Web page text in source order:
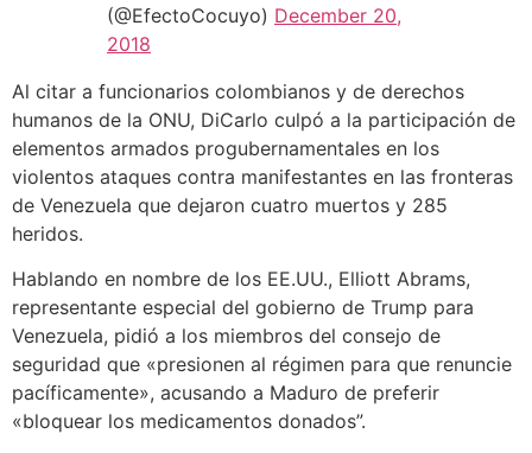
(@EfectoCocuyo) December 20,
2018
Al citar a funcionarios colombianos y de derechos
humanos de la ONU, DiCarlo culpó a la participación de
elementos armados progubernamentales en los
violentos ataques contra manifestantes en las fronteras
de Venezuela que dejaron cuatro muertos y 285
heridos.
Hablando en nombre de los EE.UU., Elliott Abrams,
representante especial del gobierno de Trump para
Venezuela, pidió a los miembros del consejo de
seguridad que «presionen al régimen para que renuncie
pacíficamente», acusando a Maduro de preferir
«bloquear los medicamentos donados”.